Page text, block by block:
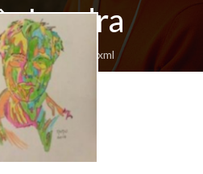
Londra
feed.xml